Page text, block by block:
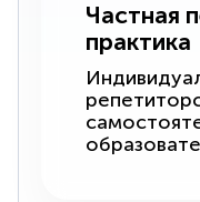
Частная
практика